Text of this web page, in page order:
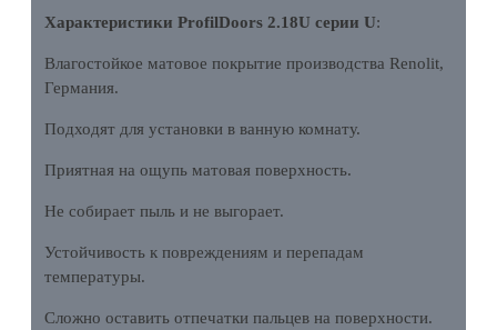
Характеристики ProfilDoors 2.18U серии U:
Влагостойкое матовое покрытие производства Renolit,
Германия.
Подходят для установки в ванную комнату.
Приятная на ощупь матовая поверхность.
Не собирает пыль и не выгорает.
Устойчивость к повреждениям и перепадам
температуры.
Сложно оставить отпечатки пальцев на поверхности.